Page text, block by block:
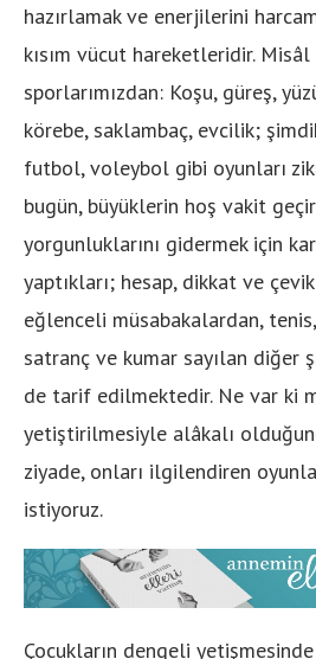
hazırlamak ve enerjilerini
kısım vücut hareketleridir.
sporlarımızdan: Koşu, güreş,
körebe, saklambaç, evcilik;
futbol, voleybol gibi oyunları
bugün, büyüklerin hoş vakit
yorgunluklarını gidermek için
yaptıkları; hesap, dikkat ve
eğlenceli müsabakalardan,
satranç ve kumar sayılan diğer
de tarif edilmektedir. Ne var ki
yetiştirilmesiyle alâkalı
ziyade, onları ilgilendiren
istiyoruz.
Çocukların dengeli